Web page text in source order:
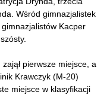
Wśród gimnazjalistek
Kacper
pierwsze miejsce, a
Krawczyk (M-20)
miejsce w klasyfikacji